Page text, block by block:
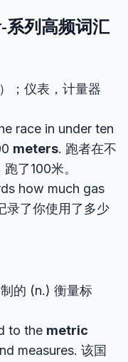
列高频词汇
；仪表，计量器
race in under ten
meters. 跑者在不
了100米。
how much gas
录了你使用了多少
的 (n.) 衡量标
to the metric
measures. 该国